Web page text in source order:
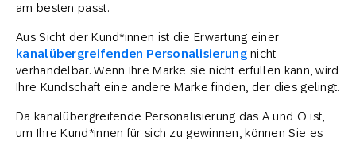
am besten passt.
Aus Sicht der Kund*innen ist die Erwartung einer
kanalübergreifenden Personalisierungnicht
verhandelbar. Wenn Ihre Marke sie nicht erfüllen kann, wird
Ihre Kundschaft eine andere Marke finden, der dies gelingt.
Da kanalübergreifende Personalisierung das A und O ist,
um Ihre Kund*innen für sich zu gewinnen, können Sie es